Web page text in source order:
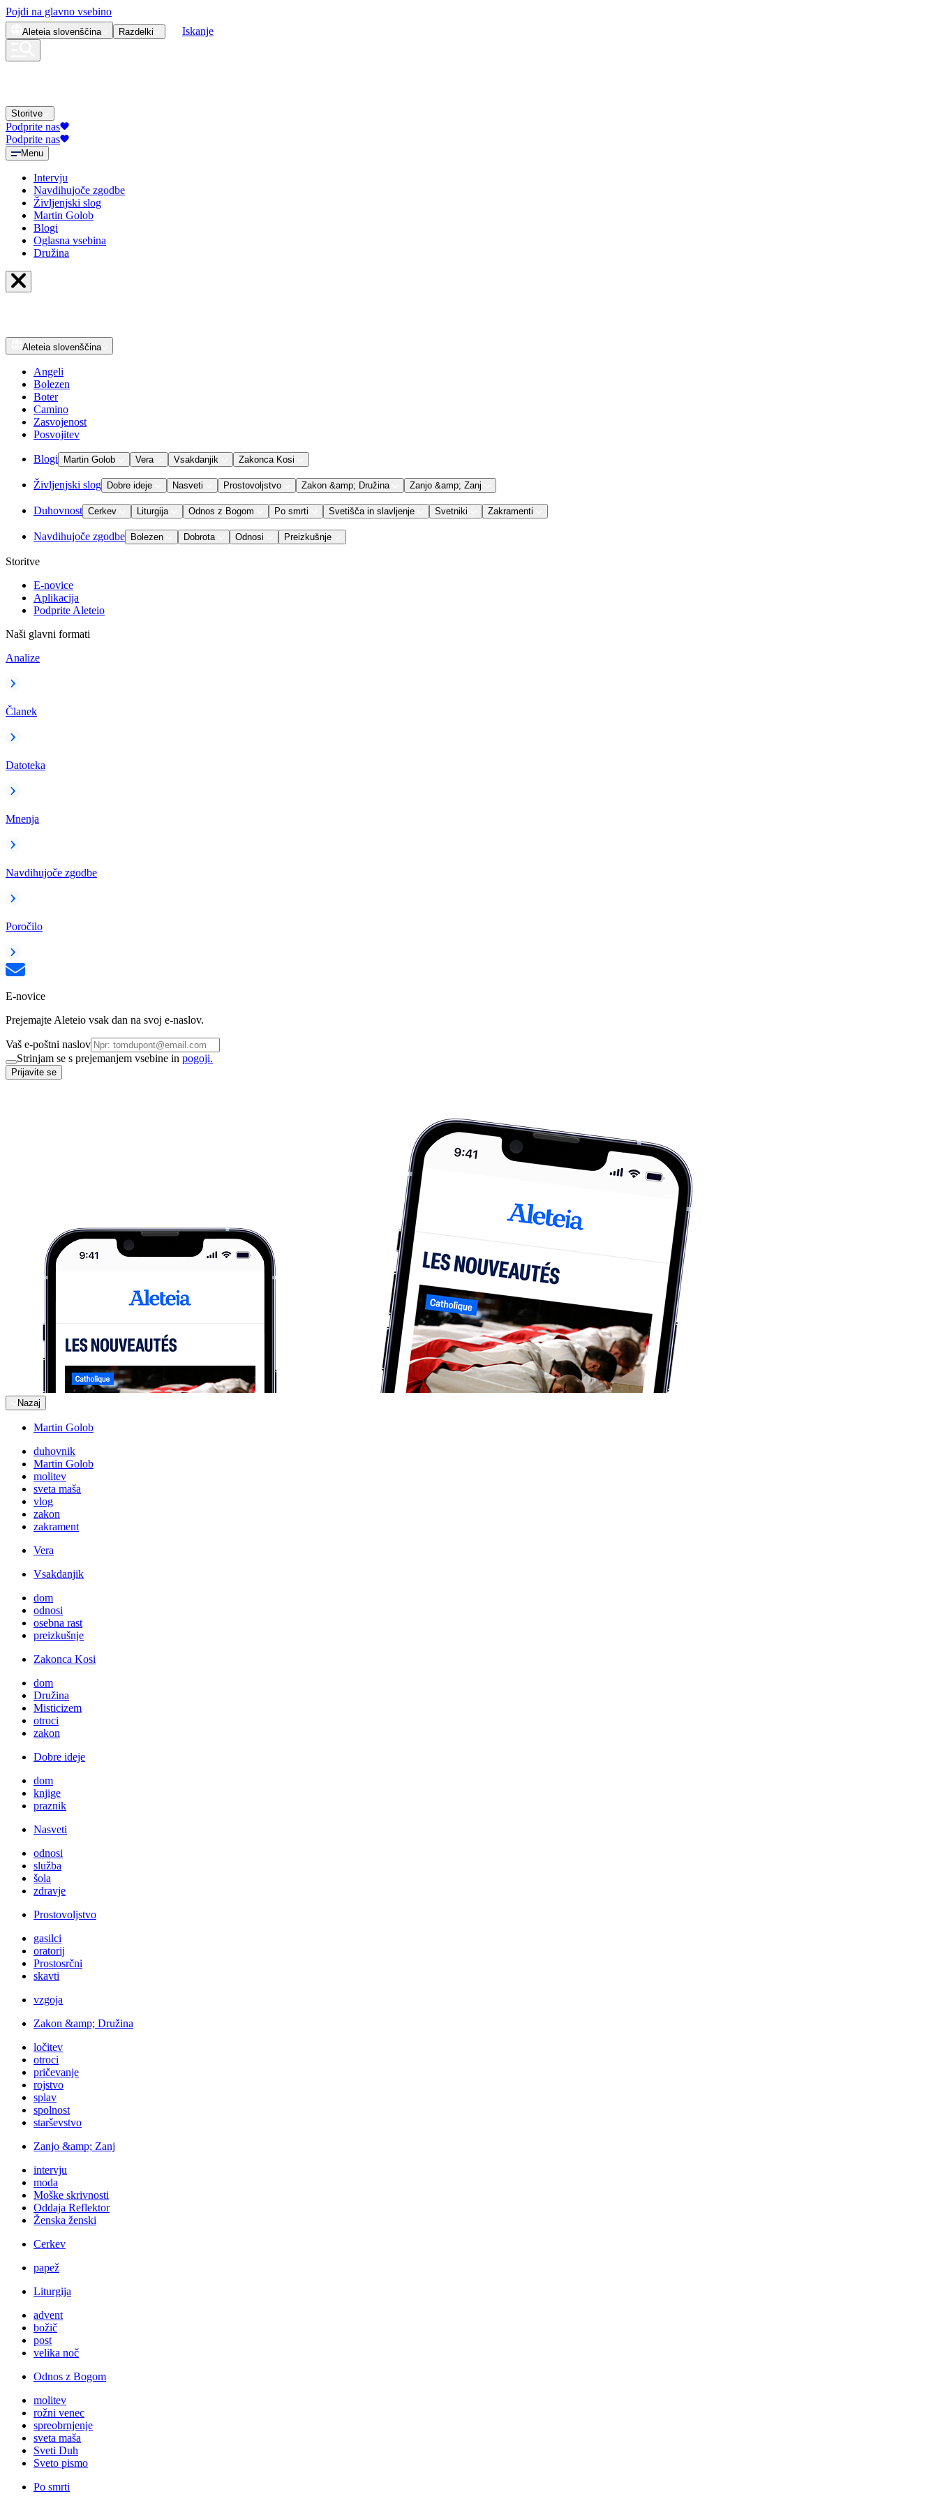
Pojdi na glavno vsebino
Aleteia slovenščina Razdelki Iskanje
Storitve
Podprite nas
Podprite nas
Menu
Intervju
Navdihujoče zgodbe
Življenjski slog
Martin Golob
Blogi
Oglasna vsebina
Družina
Aleteia slovenščina
Angeli
Bolezen
Boter
Camino
Zasvojenost
Posvojitev
Blogi Martin Golob Vera Vsakdanjik Zakonca Kosi
Življenjski slog Dobre ideje Nasveti Prostovoljstvo Zakon &amp; Družina Zanjo &amp; Zanj
Duhovnost Cerkev Liturgija Odnos z Bogom Po smrti Svetišča in slavljenje Svetniki Zakramenti
Navdihujoče zgodbe Bolezen Dobrota Odnosi Preizkušnje
Storitve
E-novice
Aplikacija
Podprite Aleteio
Naši glavni formati
Analize
Članek
Datoteka
Mnenja
Navdihujoče zgodbe
Poročilo
E-novice
Prejemajte Aleteio vsak dan na svoj e-naslov.
Vaš e-poštni naslov
Strinjam se s prejemanjem vsebine in pogoji.
Prijavite se
Nazaj
Martin Golob
duhovnik
Martin Golob
molitev
sveta maša
vlog
zakon
zakrament
Vera
Vsakdanjik
dom
odnosi
osebna rast
preizkušnje
Zakonca Kosi
dom
Družina
Misticizem
otroci
zakon
Dobre ideje
dom
knjige
praznik
Nasveti
odnosi
služba
šola
zdravje
Prostovoljstvo
gasilci
oratorij
Prostosrčni
skavti
vzgoja
Zakon &amp; Družina
ločitev
otroci
pričevanje
rojstvo
splav
spolnost
starševstvo
Zanjo &amp; Zanj
intervju
moda
Moške skrivnosti
Oddaja Reflektor
Ženska ženski
Cerkev
papež
Liturgija
advent
božič
post
velika noč
Odnos z Bogom
molitev
rožni venec
spreobrnjenje
sveta maša
Sveti Duh
Sveto pismo
Po smrti